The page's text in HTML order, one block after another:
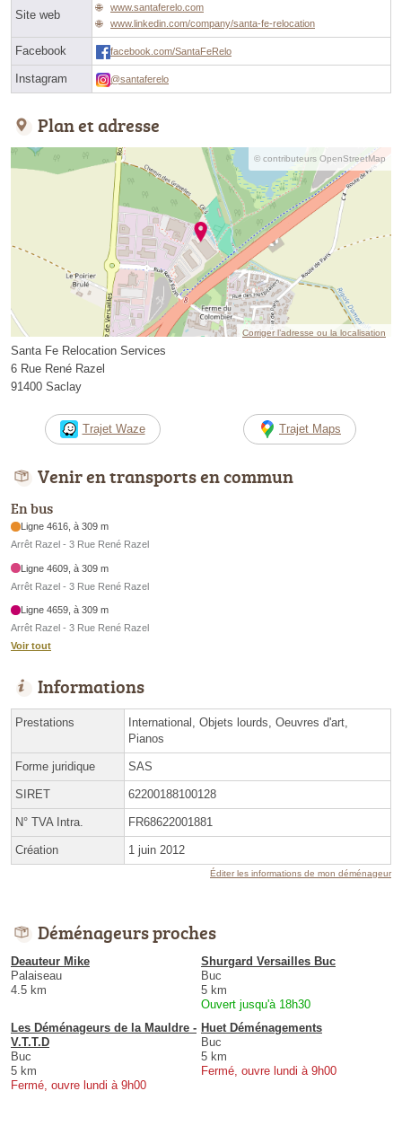
Site web
www.santaferelo.com
www.linkedin.com/company/santa-fe-relocation
Facebook facebook.com/SantaFeRelo
Instagram @santaferelo
Plan et adresse
© contributeurs OpenStreetMap
Corriger l’adresse ou la localisation
Santa Fe Relocation Services
6 Rue René Razel
91400 Saclay
Trajet Waze Trajet Maps
Venir en transports en commun
En bus
Ligne 4616, à 309 m
Arrêt Razel - 3 Rue René Razel
Ligne 4609, à 309 m
Arrêt Razel - 3 Rue René Razel
Ligne 4659, à 309 m
Arrêt Razel - 3 Rue René Razel
Voir tout
Informations
Prestations
International, Objets lourds, Oeuvres d'art,
Pianos
Forme juridique SAS
SIRET 62200188100128
N° TVA Intra. FR68622001881
Création 1 juin 2012
Éditer les informations de mon déménageur
Déménageurs proches
Deauteur Mike
Palaiseau
4.5 km
Shurgard Versailles Buc
Buc
5 km
Ouvert jusqu'à 18h30
Les Déménageurs de la Mauldre -
V.T.T.D
Buc
5 km
Fermé, ouvre lundi à 9h00
Huet Déménagements
Buc
5 km
Fermé, ouvre lundi à 9h00